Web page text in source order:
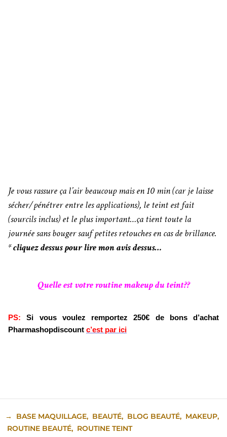
Je vous rassure ça l’air beaucoup mais en 10 min (car je laisse
sécher/pénétrer entre les applications), le teint est fait
(sourcils inclus) et le plus important…ça tient toute la
journée sans bouger sauf petites retouches en cas de brillance.
*cliquez dessus pour lire mon avis dessus…
Quelle est votre routine makeup du teint??
PS: Si vous voulez remportez 250€ de bons d’achat
Pharmashopdiscount c’est par ici
→ BASE MAQUILLAGE, BEAUTÉ, BLOG BEAUTÉ, MAKEUP,
ROUTINE BEAUTÉ, ROUTINE TEINT